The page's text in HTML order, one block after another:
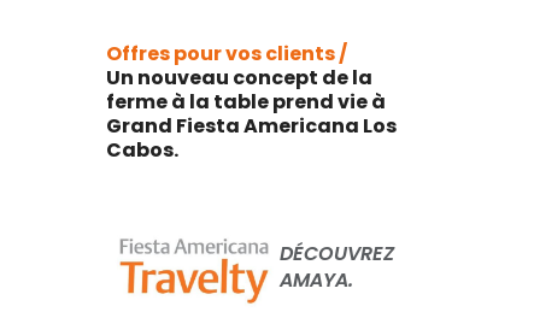
Offres pour vos clients /
Un nouveau concept de la
ferme à la table prend vie à
Grand Fiesta Americana Los
Cabos.
DÉCOUVREZ
AMAYA.